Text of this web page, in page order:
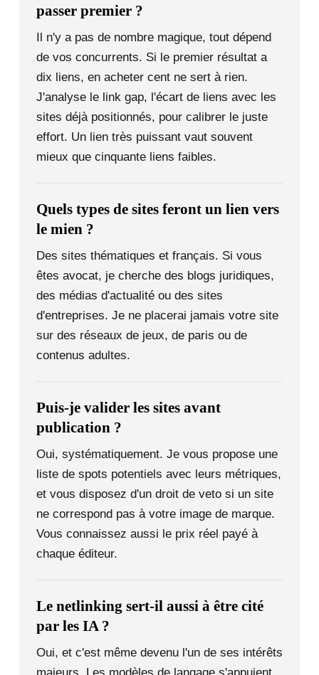
passer premier ?
Il n'y a pas de nombre magique, tout dépend
de vos concurrents. Si le premier résultat a
dix liens, en acheter cent ne sert à rien.
J'analyse le link gap, l'écart de liens avec les
sites déjà positionnés, pour calibrer le juste
effort. Un lien très puissant vaut souvent
mieux que cinquante liens faibles.
Quels types de sites feront un lien vers
le mien ?
Des sites thématiques et français. Si vous
êtes avocat, je cherche des blogs juridiques,
des médias d'actualité ou des sites
d'entreprises. Je ne placerai jamais votre site
sur des réseaux de jeux, de paris ou de
contenus adultes.
Puis-je valider les sites avant
publication ?
Oui, systématiquement. Je vous propose une
liste de spots potentiels avec leurs métriques,
et vous disposez d'un droit de veto si un site
ne correspond pas à votre image de marque.
Vous connaissez aussi le prix réel payé à
chaque éditeur.
Le netlinking sert-il aussi à être cité
par les IA ?
Oui, et c'est même devenu l'un de ses intérêts
majeurs. Les modèles de langage s'appuient